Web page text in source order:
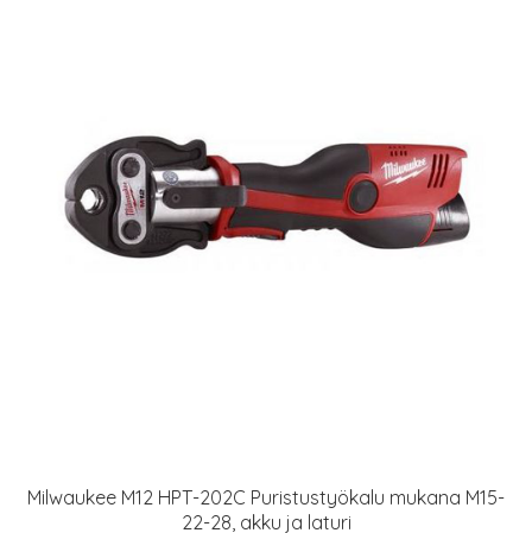
Milwaukee M12 HPT-202C Puristustyökalu mukana M15-
22-28, akku ja laturi